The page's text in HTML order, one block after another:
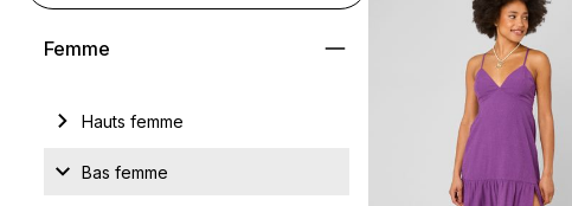
Femme
Hauts femme
Bas femme